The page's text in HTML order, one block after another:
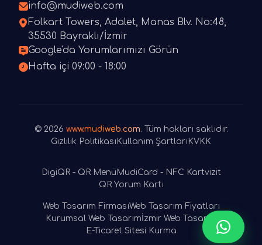
info@mudiweb.com
Folkart Towers, Adalet, Manas Blv. No:48,
35530 Bayraklı/İzmir
Google'da Yorumlarımızı Görün
Hafta içi 09:00 - 18:00
© 2026 www.mudiweb.com. Tüm hakları saklıdır.
Gizlilik Politikası Kullanım Şartları KVKK
DigiQR - QR Menü MudiCard - NFC Kartvizit
QR Yorum Kartı
Web Tasarım FirmasıWeb Tasarım Fiyatları
Kurumsal Web Tasarım İzmir Web Tasarım
E-Ticaret Sitesi Kurma